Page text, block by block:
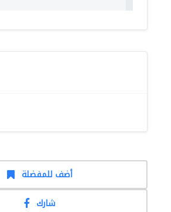
أضف للمفضلة
شارك